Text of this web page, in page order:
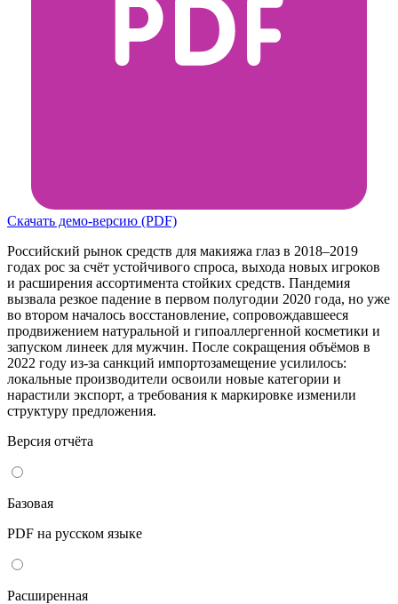
Скачать демо-версию (PDF)
Российский рынок средств для макияжа глаз в 2018–2019
годах рос за счёт устойчивого спроса, выхода новых игроков
и расширения ассортимента стойких средств. Пандемия
вызвала резкое падение в первом полугодии 2020 года, но уже
во втором началось восстановление, сопровождавшееся
продвижением натуральной и гипоаллергенной косметики и
запуском линеек для мужчин. После сокращения объёмов в
2022 году из-за санкций импортозамещение усилилось:
локальные производители освоили новые категории и
нарастили экспорт, а требования к маркировке изменили
структуру предложения.
Версия отчёта
Базовая
PDF на русском языке
Расширенная